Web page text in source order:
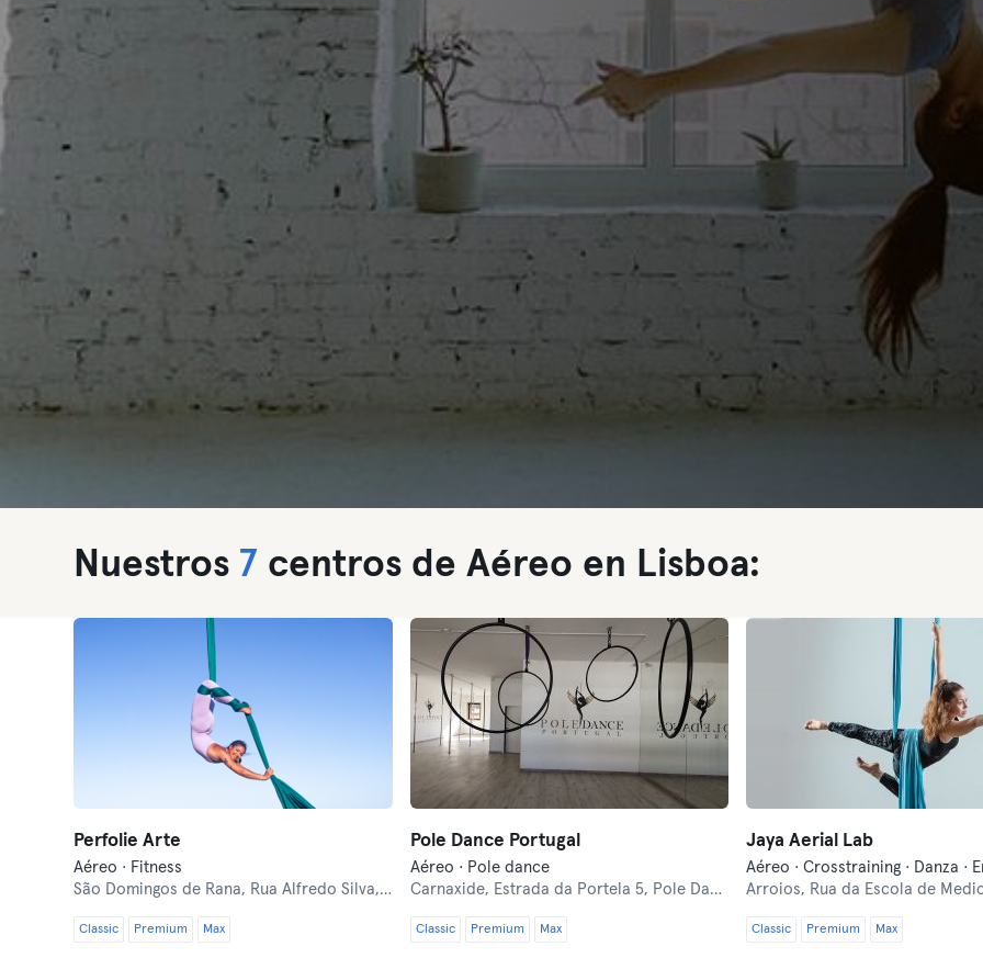
Nuestros 7 centros de Aéreo en Lisboa:
Perfolie Arte
Aéreo · Fitness
São Domingos de Rana, Rua Alfredo Silva, Lote 16C
Classic Premium Max
Pole Dance Portugal
Aéreo · Pole dance
Carnaxide, Estrada da Portela 5, Pole Dance Portugal
Classic Premium Max
Jaya Aerial Lab
Arroios, Rua da Escola de Medicina
Classic Premium Max